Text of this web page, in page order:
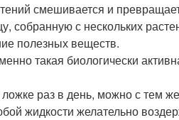
смешивается и
собранную с нескольких
полезных веществ.
такая биологически
раз в день, можно с тем
жидкости желательно